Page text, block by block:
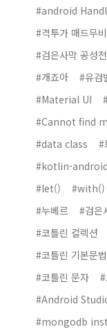
#android
#격투가 매드무비
#검은사막 공성전
#개죠아
#유검
#Material UI
#Cannot find
#data class
#
#kotlin-
#let()
#with()
#누베르
#검은
#코틀린 컬렉션
#코틀린 기본문법
#코틀린 문자
#Android
#mongodb